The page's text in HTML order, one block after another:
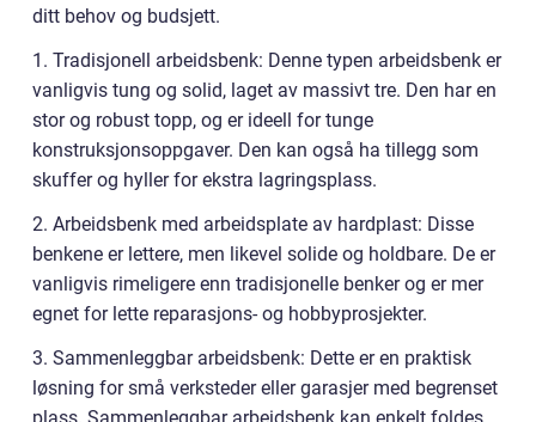
ditt behov og budsjett.
1. Tradisjonell arbeidsbenk: Denne typen arbeidsbenk er
vanligvis tung og solid, laget av massivt tre. Den har en
stor og robust topp, og er ideell for tunge
konstruksjonsoppgaver. Den kan også ha tillegg som
skuffer og hyller for ekstra lagringsplass.
2. Arbeidsbenk med arbeidsplate av hardplast: Disse
benkene er lettere, men likevel solide og holdbare. De er
vanligvis rimeligere enn tradisjonelle benker og er mer
egnet for lette reparasjons- og hobbyprosjekter.
3. Sammenleggbar arbeidsbenk: Dette er en praktisk
løsning for små verksteder eller garasjer med begrenset